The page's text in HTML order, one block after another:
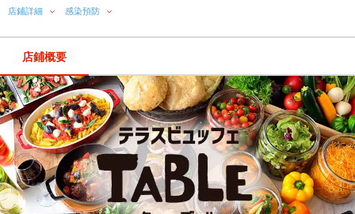
店鋪詳細 感染預防
店鋪概要